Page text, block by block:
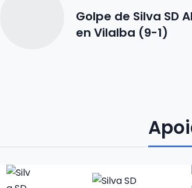
Golpe de Silva SD
en Vilalba (9-1)